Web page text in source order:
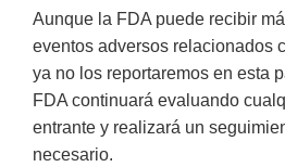
Aunque la FDA puede recibir
eventos adversos relacionados
ya no los reportaremos en esta
FDA continuará evaluando
entrante y realizará un
necesario.